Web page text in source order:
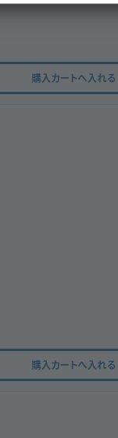
購入カートへ入れる
購入カートへ入れる